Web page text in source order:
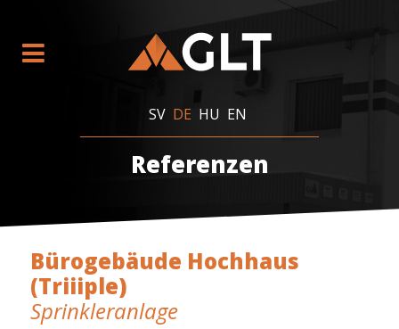
SV DE HU EN
Referenzen
Bürogebäude Hochhaus
(Triiiple)
Sprinkleranlage